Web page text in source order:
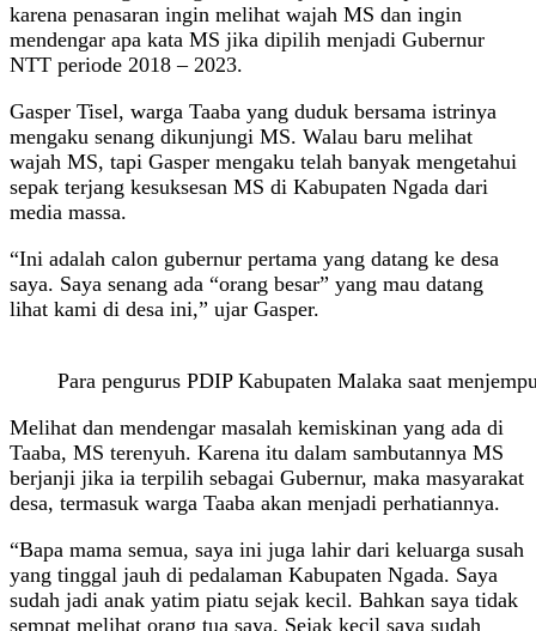
karena penasaran ingin melihat wajah MS dan ingin
mendengar apa kata MS jika dipilih menjadi Gubernur
NTT periode 2018 – 2023.
Gasper Tisel, warga Taaba yang duduk bersama istrinya
mengaku senang dikunjungi MS. Walau baru melihat
wajah MS, tapi Gasper mengaku telah banyak mengetahui
sepak terjang kesuksesan MS di Kabupaten Ngada dari
media massa.
“Ini adalah calon gubernur pertama yang datang ke desa
saya. Saya senang ada “orang besar” yang mau datang
lihat kami di desa ini,” ujar Gasper.
Para pengurus PDIP Kabupaten Malaka saat
Melihat dan mendengar masalah kemiskinan yang ada di
Taaba, MS terenyuh. Karena itu dalam sambutannya MS
berjanji jika ia terpilih sebagai Gubernur, maka masyarakat
desa, termasuk warga Taaba akan menjadi perhatiannya.
“Bapa mama semua, saya ini juga lahir dari keluarga susah
yang tinggal jauh di pedalaman Kabupaten Ngada. Saya
sudah jadi anak yatim piatu sejak kecil. Bahkan saya tidak
sempat melihat orang tua saya. Sejak kecil saya sudah